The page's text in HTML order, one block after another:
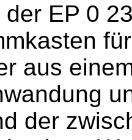
der EP 0
aus
der